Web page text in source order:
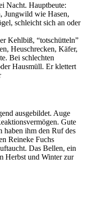
Nacht. Hauptbeute:
Jungwild wie Hasen,
schleicht sich an oder
Kehlbiß, “totschütteln”
Heuschrecken, Käfer,
Bei schlechten
Hausmüll. Er klettert
ausgebildet. Auge
Gute
haben ihm den Ruf des
Reineke Fuchs
Das Bellen, ein
Herbst und Winter zur